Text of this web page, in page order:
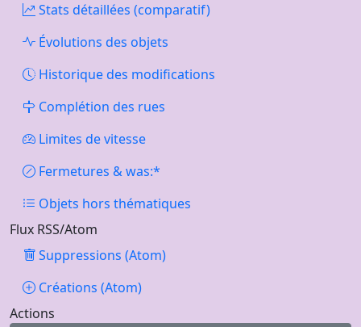
Stats détaillées (comparatif)
Évolutions des objets
Historique des modifications
Complétion des rues
Limites de vitesse
Fermetures & was:*
Objets hors thématiques
Flux RSS/Atom
Suppressions (Atom)
Créations (Atom)
Actions